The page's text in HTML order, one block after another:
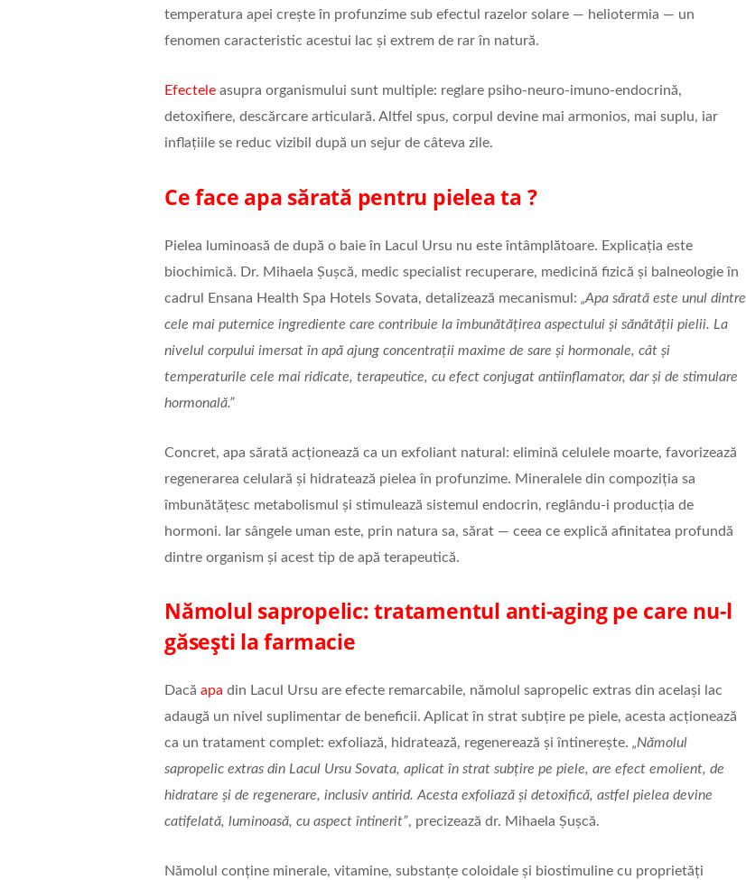
temperatura apei creşte în profunzime sub efectul razelor solare — heliotermia — un
fenomen caracteristic acestui lac şi extrem de rar în natură.
Efecteleasupra organismului sunt multiple: reglare psiho-neuro-imuno-endocrină,
detoxifiere, descărcare articulară. Altfel spus, corpul devine mai armonios, mai suplu, iar
inflațiile se reduc vizibil după un sejur de câteva zile.
Ce face apa sărată pentru pielea ta ?
Pielea luminoasă de după o baie în Lacul Ursu nu este întâmplătoare. Explicația este
biochimică. Dr. Mihaela Șuşcă, medic specialist recuperare, medicină fizică şi balneologie în
cadrul Ensana Health Spa Hotels Sovata, detalizează mecanismul: „Apa sărată este unul dintre
cele mai puternice ingrediente care contribuie la îmbunătățirea aspectului şi sănătății pielii. La
nivelul corpului imersat în apă ajung concentrații maxime de sare şi hormonale, cât şi
temperaturile cele mai ridicate, terapeutice, cu efect conjugat antiinflamator, dar şi de stimulare
hormonală.”
Concret, apa sărată acționează ca un exfoliant natural: elimină celulele moarte, favorizează
regenerarea celulară şi hidratează pielea în profunzime. Mineralele din compoziția sa
îmbunătățesc metabolismul şi stimulează sistemul endocrin, reglându-i producția de
hormoni. Iar sângele uman este, prin natura sa, sărat — ceea ce explică afinitatea profundă
dintre organism şi acest tip de apă terapeutică.
Nămolul sapropelic: tratamentul anti-aging pe care nu-l
găseşti la farmacie
Dacă apa din Lacul Ursu are efecte remarcabile, nămolul sapropelic extras din acelaşi lac
adaugă un nivel suplimentar de beneficii. Aplicat în strat subțire pe piele, acesta acționează
ca un tratament complet: exfoliază, hidratează, regenerează şi întinereşte. „Nămolul
sapropelic extras din Lacul Ursu Sovata, aplicat în strat subțire pe piele, are efect emolient, de
hidratare şi de regenerare, inclusiv antirid. Acesta exfoliază şi detoxifică, astfel pielea devine
catifelată, luminoasă, cu aspect întinerit”, precizează dr. Mihaela Șuşcă.
Nămolul conține minerale, vitamine, substanțe coloidale şi biostimuline cu proprietăți